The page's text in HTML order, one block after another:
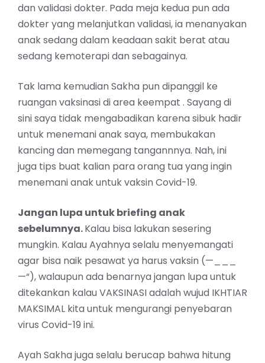
dan validasi dokter. Pada meja kedua pun ada
dokter yang melanjutkan validasi, ia menanyakan
anak sedang dalam keadaan sakit berat atau
sedang kemoterapi dan sebagainya.
Tak lama kemudian Sakha pun dipanggil ke
ruangan vaksinasi di area keempat . Sayang di
sini saya tidak mengabadikan karena sibuk hadir
untuk menemani anak saya, membukakan
kancing dan memegang tangannnya. Nah, ini
juga tips buat kalian para orang tua yang ingin
menemani anak untuk vaksin Covid-19.
Jangan lupa untuk briefing anak
sebelumnya.Kalau bisa lakukan sesering
mungkin. Kalau Ayahnya selalu menyemangati
agar bisa naik pesawat ya harus vaksin (—___
—“), walaupun ada benarnya jangan lupa untuk
ditekankan kalau VAKSINASI adalah wujud IKHTIAR
MAKSIMAL kita untuk mengurangi penyebaran
virus Covid-19 ini.
Ayah Sakha juga selalu berucap bahwa hitung